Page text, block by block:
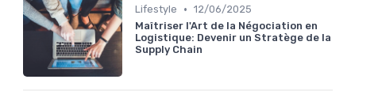
Lifestyle • 12/06/2025
Maîtriser l'Art de la Négociation en
Logistique: Devenir un Stratège de la
Supply Chain